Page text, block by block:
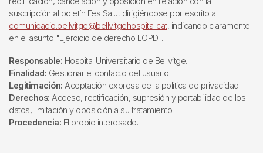
suscripción al boletín Fes Salut dirigiéndose por escrito a
comunicacio.bellvitge@bellvitgehospital.cat, indicando claramente
en el asunto "Ejercicio de derecho LOPD".
Responsable: Hospital Universitario de Bellvitge.
Finalidad: Gestionar el contacto del usuario
Legitimación: Aceptación expresa de la política de privacidad.
Derechos: Acceso, rectificación, supresión y portabilidad de los
datos, limitación y oposición a su tratamiento.
Procedencia: El propio interesado.